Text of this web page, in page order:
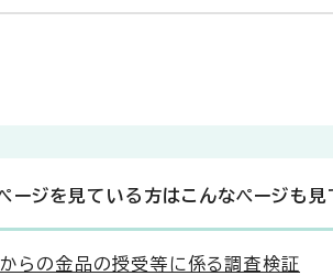
ージを見ている方はこんなページも見
らの金品の授受等に係る調査検証